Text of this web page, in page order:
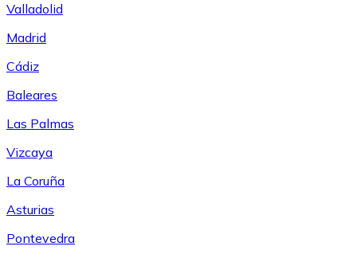
Valladolid
Madrid
Cádiz
Baleares
Las Palmas
Vizcaya
La Coruña
Asturias
Pontevedra